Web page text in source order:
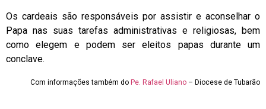
Os cardeais são responsáveis por assistir e aconselhar o
Papa nas suas tarefas administrativas e religiosas, bem
como elegem e podem ser eleitos papas durante um
conclave.
Com informações também do Pe. Rafael Uliano – Diocese de Tubarão